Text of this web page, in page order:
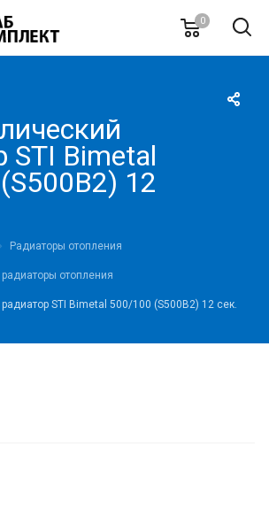
0
STI Bimetal
12
Радиаторы отопления
отопления
STI Bimetal 500/100 (S500B2) 12 сек.